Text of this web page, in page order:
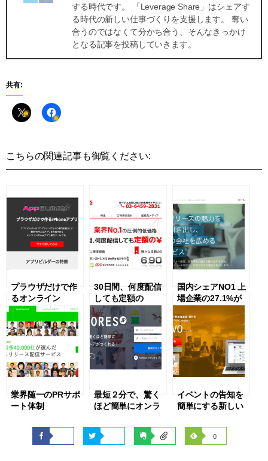
する時代です。 「Leverage Share」はシェアす
る時代の新しい仕事づくりを支援します。 奪い
合うのではなくて分かち合う、そんなきっかけ
となる記事を投稿していきます。
共有:
こちらの関連記事も御覧ください:
プラウザだけで作
るオンライン
Iphoneアプリ制作
ツール
AppBuilder
30日間、何度配信
しても定額の
¥10.000
DreamNews
国内シェアNO1 上
場企業の27.1%が
業界随一のPRサポ
ート体制
最短２分で、驚く
ほど簡単にオンラ
れる！ STORES.jp
イベントの告知を
簡単にする新しい
」 everevo
0